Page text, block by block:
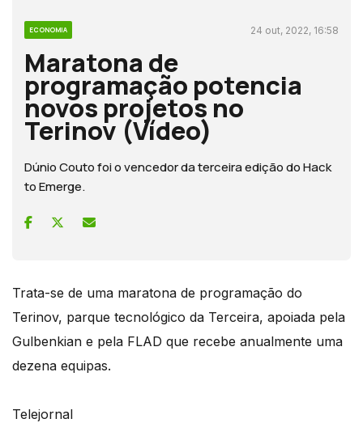
ECONOMIA 24 out, 2022, 16:58
Maratona de
programação potencia
novos projetos no
Terinov (Vídeo)
Dúnio Couto foi o vencedor da terceira edição do Hack
to Emerge.
Trata-se de uma maratona de programação do
Terinov, parque tecnológico da Terceira, apoiada pela
Gulbenkian e pela FLAD que recebe anualmente uma
dezena equipas.
Telejornal